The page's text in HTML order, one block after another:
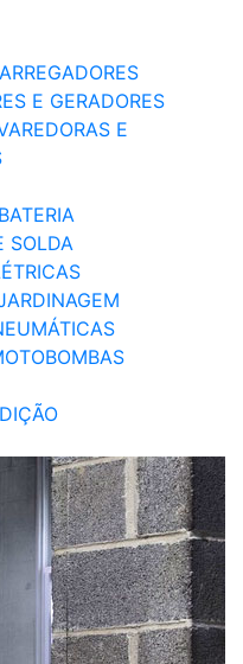
E GERADORES
E
SOLDA